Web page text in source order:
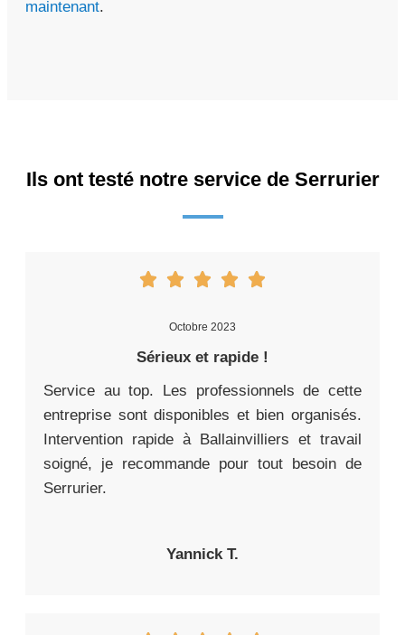
maintenant.
Ils ont testé notre service de Serrurier
Octobre 2023
Sérieux et rapide !
Service au top. Les professionnels de cette
entreprise sont disponibles et bien organisés.
Intervention rapide à Ballainvilliers et travail
soigné, je recommande pour tout besoin de
Serrurier.
Yannick T.